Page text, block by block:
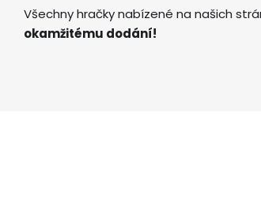
Všechny hračky nabízené na našich
okamžitému dodání!